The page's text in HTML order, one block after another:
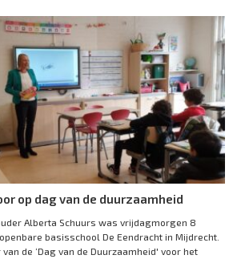
op dag van de duurzaamheid
Alberta Schuurs was vrijdagmorgen 8
basisschool De Eendracht in Mijdrecht.
de ‘Dag van de Duurzaamheid' voor het